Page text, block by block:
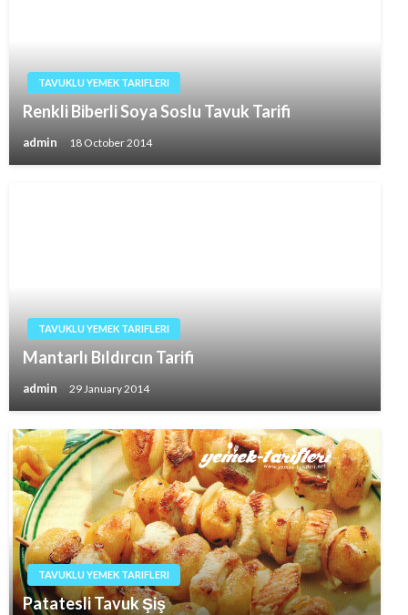
TAVUKLU YEMEK TARIFLERI
Renkli Biberli Soya Soslu Tavuk Tarifi
admin 18 October 2014
TAVUKLU YEMEK TARIFLERI
Mantarlı Bıldırcın Tarifi
admin 29 January 2014
TAVUKLU YEMEK TARIFLERI
Patatesli Tavuk Şiş